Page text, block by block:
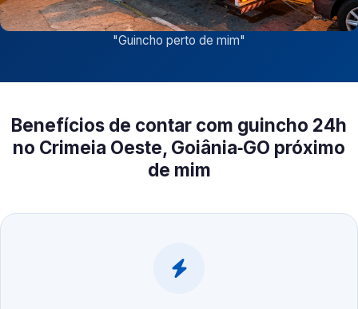
"Guincho perto de mim"
Benefícios de contar com guincho 24h
no Crimeia Oeste, Goiânia‑GO próximo
de mim